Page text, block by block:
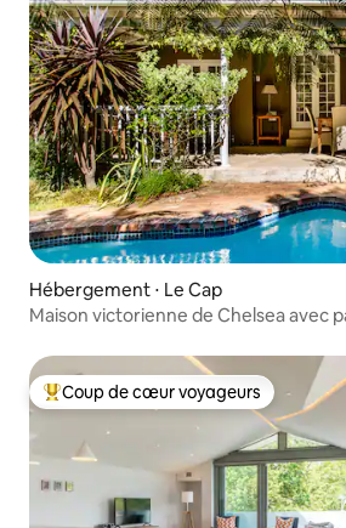
Hébergement ⋅ Le Cap
Maison victorienne de Chelsea avec
Coups de cœur voyageurs les plus
Coup de cœur voyageurs